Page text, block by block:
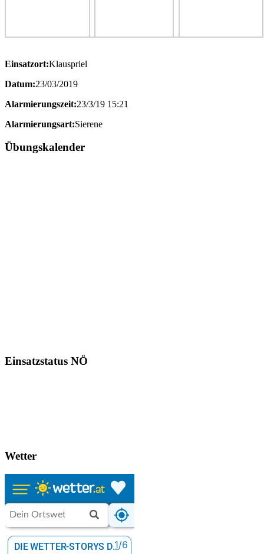
Einsatzort:Klauspriel
Datum:23/03/2019
Alarmierungszeit:23/3/19 15:21
Alarmierungsart:Sierene
Übungskalender
Einsatzstatus NÖ
Wetter